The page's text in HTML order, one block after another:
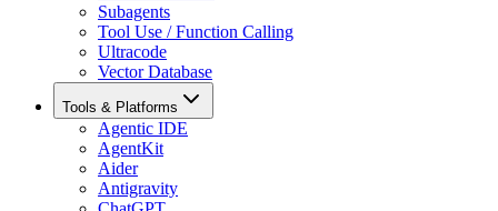
Subagents
Tool Use / Function Calling
Ultracode
Vector Database
Tools & Platforms
Agentic IDE
AgentKit
Aider
Antigravity